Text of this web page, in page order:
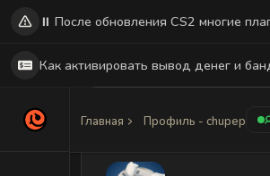
Главная Профиль - chupep
⏸️ После обновления CS2 многие
Как активировать вывод денег и